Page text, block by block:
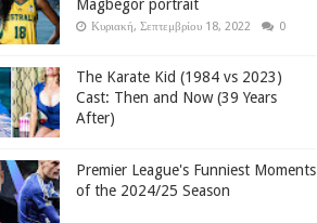
Magbegor portrait
Κυριακή, Σεπτεμβρίου 18, 2022 0
The Karate Kid (1984 vs 2023)
Cast: Then and Now (39 Years
After)
Premier League's Funniest Moments
of the 2024/25 Season